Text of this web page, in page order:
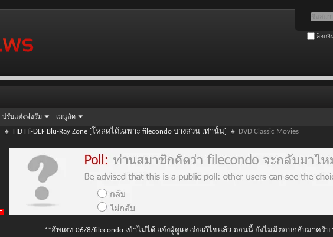
ล็อกอิ
ปรับแต่งฟอรั่ม เมนูลัด
HD Hi-DEF Blu-Ray Zone [โหลดได้เฉพาะ filecondo บางส่วน เท่านั้น] DVD Classic Movies
**อัพเดท 06/8/filecondo เข้าไม่ได้ แจ้งผู้ดูแลเร่งแก้ไขแล้ว ตอนนี้ ยังไม่มีตอบกลับมาครับ